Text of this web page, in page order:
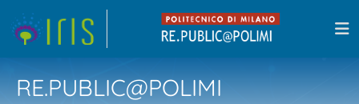
RE.PUBLIC@POLIMI